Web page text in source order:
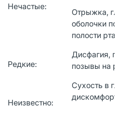
Нечастые:
Редкие:
Неизвестно:
Отрыжка,
оболочки
полости рта
Дисфагия,
позывы на
Сухость в